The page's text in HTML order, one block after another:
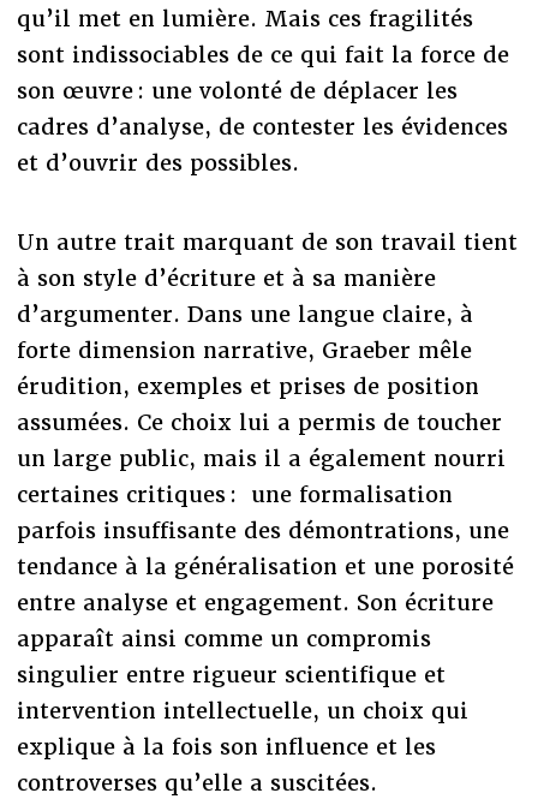
qu’il met en lumière. Mais ces fragilités
sont indissociables de ce qui fait la force de
son œuvre : une volonté de déplacer les
cadres d’analyse, de contester les évidences
et d’ouvrir des possibles.
Un autre trait marquant de son travail tient
à son style d’écriture et à sa manière
d’argumenter. Dans une langue claire, à
forte dimension narrative, Graeber mêle
érudition, exemples et prises de position
assumées. Ce choix lui a permis de toucher
un large public, mais il a également nourri
certaines critiques : une formalisation
parfois insuffisante des démontrations, une
tendance à la généralisation et une porosité
entre analyse et engagement. Son écriture
apparaît ainsi comme un compromis
singulier entre rigueur scientifique et
intervention intellectuelle, un choix qui
explique à la fois son influence et les
controverses qu’elle a suscitées.